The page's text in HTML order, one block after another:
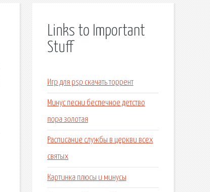
Links to Important
Stuff
Игр для psp скачать торрент
Минус песни беспечное детство
пора золотая
Расписание службы в церкви всех
святых
Картинка плюсы и минусы